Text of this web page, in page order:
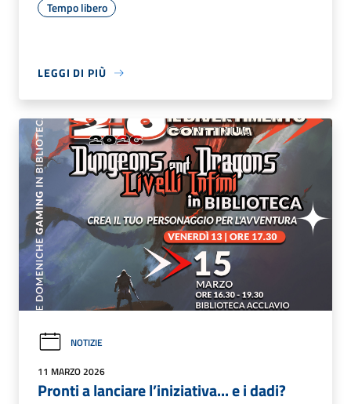
Tempo libero
LEGGI DI PIÙ
NOTIZIE
11 MARZO 2026
Pronti a lanciare l’iniziativa... e i dadi?